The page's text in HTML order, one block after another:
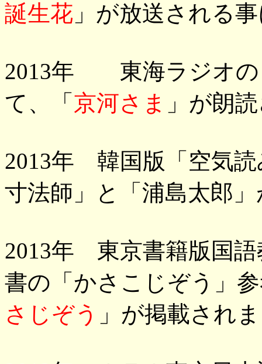
誕生花 」が放送される
2013年 東海ラジオの
て、「 京河さま 」が朗
2013年 韓国版「空気読
寸法師」と「浦島太郎
2013年 東京書籍版国語
書の「かさこじぞう」
さじぞう 」が掲載され